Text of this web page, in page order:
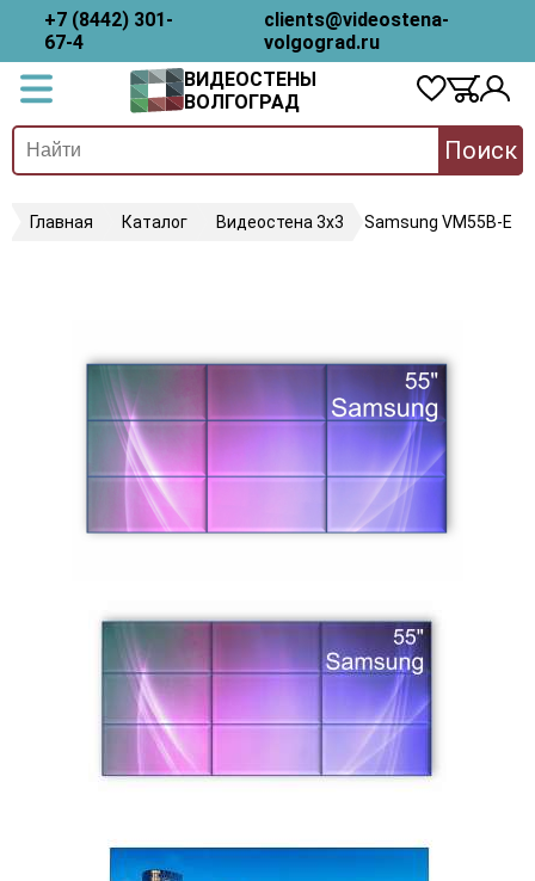
+7 (8442) 301-
67-4
clients@videostena-
volgograd.ru
ВИДЕОСТЕНЫ
ВОЛГОГРАД
Поиск
Главная Каталог Видеостена 3х3 Samsung VM55B-E